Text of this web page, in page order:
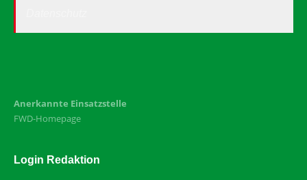
Anerkannte Einsatzstelle
FWD-Homepage
Login Redaktion